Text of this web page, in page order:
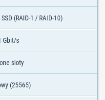
(RAID-1 / RAID-10)
Gbit/s
sloty
(25565)